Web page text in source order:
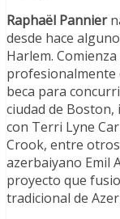
Raphaël Pannier
desde hace
Harlem.
profesionalmente
beca para
ciudad de
con Terri Lyne
Crook, entre
azerbaiyano Emil
proyecto que
tradicional de